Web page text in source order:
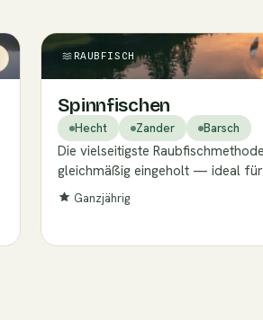
RAUBFISCH
Spinnfischen
Hecht Zander Barsch
Die vielseitigste
gleichmäßig eingeholt — ideal für
Ganzjährig